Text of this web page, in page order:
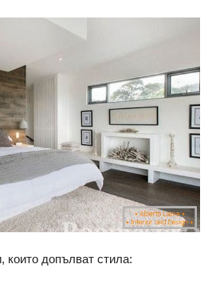
които допълват стила: